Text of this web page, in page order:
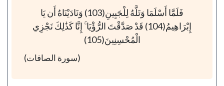
فَلَمَّا أَسْلَمَا وَتَلَّهُ لِلْجَبِينِ(103) وَنَادَيْنَاهُ أَن يَا
إِبْرَاهِيمُ(104) قَدْ صَدَّقْتَ الرُّؤْيَا ۚ إِنَّا كَذَٰلِكَ نَجْزِي
الْمُحْسِنِينَ(105)
(سورة الصافات)